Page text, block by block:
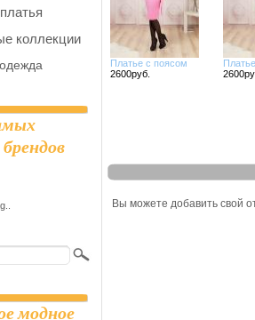
коллекции
модное
Платье с поясом
2600руб.
Вы можете добавить свой